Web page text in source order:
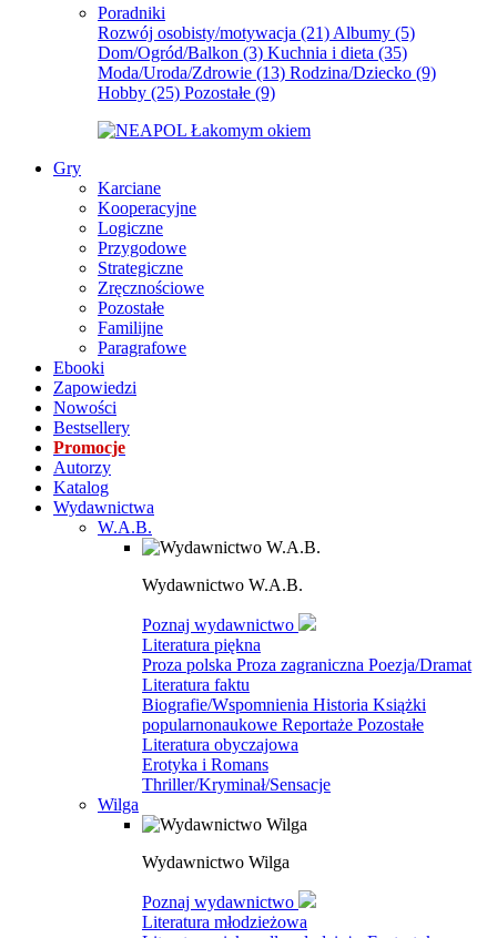
Poradniki
Rozwój osobisty/motywacja (21) Albumy (5)
Dom/Ogród/Balkon (3) Kuchnia i dieta (35)
Moda/Uroda/Zdrowie (13) Rodzina/Dziecko (9)
Hobby (25) Pozostałe (9)
Gry
Karciane
Kooperacyjne
Logiczne
Przygodowe
Strategiczne
Zręcznościowe
Pozostałe
Familijne
Paragrafowe
Ebooki
Zapowiedzi
Nowości
Bestsellery
Promocje
Autorzy
Katalog
Wydawnictwa
W.A.B.
Wydawnictwo W.A.B.
Poznaj wydawnictwo
Literatura piękna
Proza polska Proza zagraniczna Poezja/Dramat
Literatura faktu
Biografie/Wspomnienia Historia Książki
popularnonaukowe Reportaże Pozostałe
Literatura obyczajowa
Erotyka i Romans
Thriller/Kryminał/Sensacje
Wilga
Wydawnictwo Wilga
Poznaj wydawnictwo
Literatura młodzieżowa